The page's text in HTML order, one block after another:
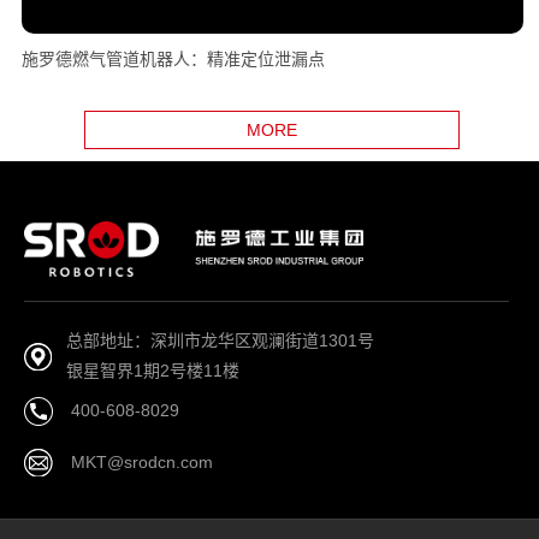
施罗德燃气管道机器人：精准定位泄漏点
MORE
总部地址：深圳市龙华区观澜街道1301号
银星智界1期2号楼11楼
400-608-8029
MKT@srodcn.com